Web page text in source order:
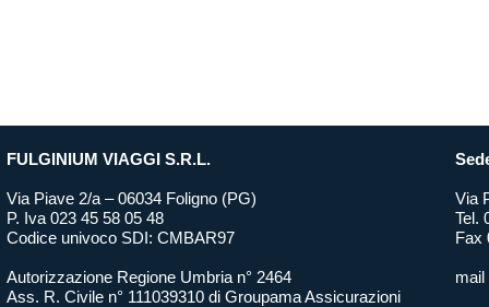
FULGINIUM VIAGGI S.R.L.
Via Piave 2/a – 06034 Foligno (PG)
P. Iva 023 45 58 05 48
Codice univoco SDI: CMBAR97
Autorizzazione Regione Umbria n° 2464
Ass. R. Civile n° 111039310 di Groupama Assicurazioni
Via
Tel.
Fax
mail